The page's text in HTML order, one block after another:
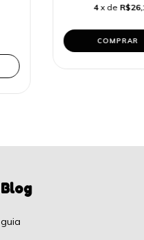
4 x de
COMPRAR
Blog
guia